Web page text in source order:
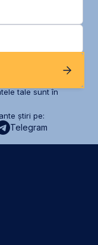
tale sunt în
știri pe:
Telegram